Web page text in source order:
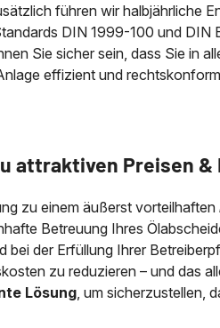
führen wir halbjährliche
DIN 1999-100 und DIN
Sie sicher sein, dass Sie in
effizient und
attraktiven Preisen &
zu einem äußerst vorteilhaften
Betreuung Ihres
der Erfüllung Ihrer
zu reduzieren – und das
Lösung , um sicherzustellen,